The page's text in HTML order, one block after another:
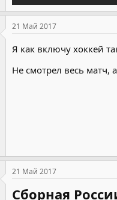
21 Май 2017
Я как включу хоккей
Не смотрел весь матч,
21 Май 2017
Сборная